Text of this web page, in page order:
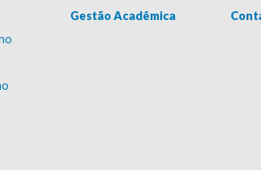
Gestão Acadêmica